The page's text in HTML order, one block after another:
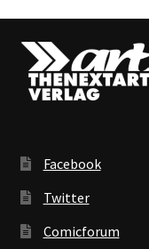
Facebook
Twitter
Comicforum